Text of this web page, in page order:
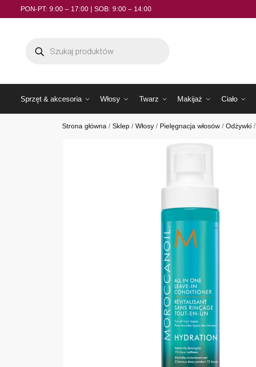
PON-PT: 9:00 – 17:00 | SOB: 9:00 – 14:00
Sprzęt & akcesoria Włosy Twarz Makijaż Ciało
Strona główna /Sklep /Włosy / Pielęgnacja włosów /Odżywki /